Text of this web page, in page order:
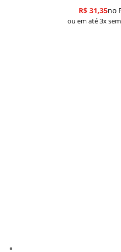
de
preço:
R$31,35no
ou em até 3x